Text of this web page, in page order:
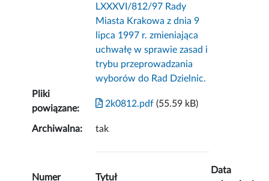
LXXXVI/812/97 Rady
Miasta Krakowa z dnia 9
lipca 1997 r. zmieniająca
uchwałę w sprawie zasad i
trybu przeprowadzania
wyborów do Rad Dzielnic.
Pliki
powiązane:
2k0812.pdf (55.59 kB)
Archiwalna: tak
Numer Tytuł
Data